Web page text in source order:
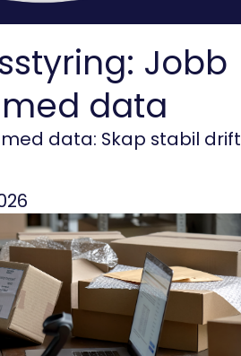
Jobb
data
data: Skap stabil drift